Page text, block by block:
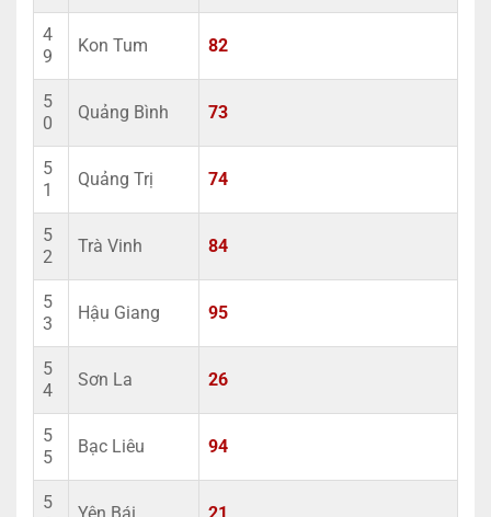
4
9
Kon Tum 82
5
0
Quảng Bình 73
5
1
Quảng Trị 74
5
2
Trà Vinh 84
5
3
Hậu Giang 95
5
4
Sơn La 26
5
5
Bạc Liêu 94
5